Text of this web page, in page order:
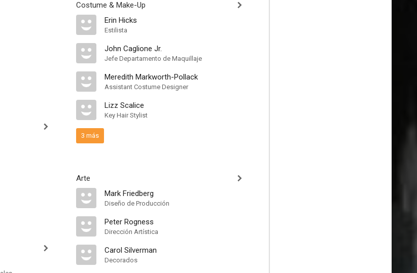
Costume & Make-Up
Erin Hicks
Estilista
John Caglione Jr.
Jefe Departamento de Maquillaje
Meredith Markworth-Pollack
Assistant Costume Designer
Lizz Scalice
Key Hair Stylist
3 más
Arte
Mark Friedberg
Diseño de Producción
Peter Rogness
Dirección Artística
Carol Silverman
Decorados